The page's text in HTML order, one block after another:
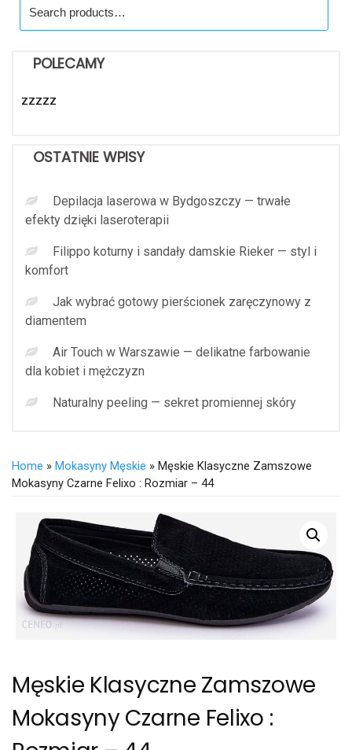
for:
POLECAMY
zzzzz
OSTATNIE WPISY
Depilacja laserowa w Bydgoszczy — trwałe
efekty dzięki laseroterapii
Filippo koturny i sandały damskie Rieker — styl i
komfort
Jak wybrać gotowy pierścionek zaręczynowy z
diamentem
Air Touch w Warszawie — delikatne farbowanie
dla kobiet i mężczyzn
Naturalny peeling — sekret promiennej skóry
Home » Mokasyny Męskie » Męskie Klasyczne Zamszowe
Mokasyny Czarne Felixo : Rozmiar – 44
Męskie Klasyczne Zamszowe
Mokasyny Czarne Felixo :